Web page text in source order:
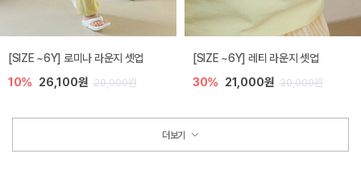
[SIZE ~6Y] 로미나 라운지 셋업
10% 26,100원 29,000원
[SIZE ~6Y] 레티 라운지 셋업
30% 21,000원 30,000원
더보기